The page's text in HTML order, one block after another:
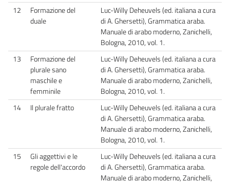
12
Formazione del
duale
Luc-Willy Deheuvels (ed. italiana a cura
di A. Ghersetti), Grammatica araba.
Manuale di arabo moderno, Zanichelli,
Bologna, 2010, vol. 1.
13
Formazione del
plurale sano
maschile e
femminile
Luc-Willy Deheuvels (ed. italiana a cura
di A. Ghersetti), Grammatica araba.
Manuale di arabo moderno, Zanichelli,
Bologna, 2010, vol. 1.
14
Il plurale fratto
Luc-Willy Deheuvels (ed. italiana a cura
di A. Ghersetti), Grammatica araba.
Manuale di arabo moderno, Zanichelli,
Bologna, 2010, vol. 1.
15
Gli aggettivi e le
regole dell'accordo
Luc-Willy Deheuvels (ed. italiana a cura
di A. Ghersetti), Grammatica araba.
Manuale di arabo moderno, Zanichelli,